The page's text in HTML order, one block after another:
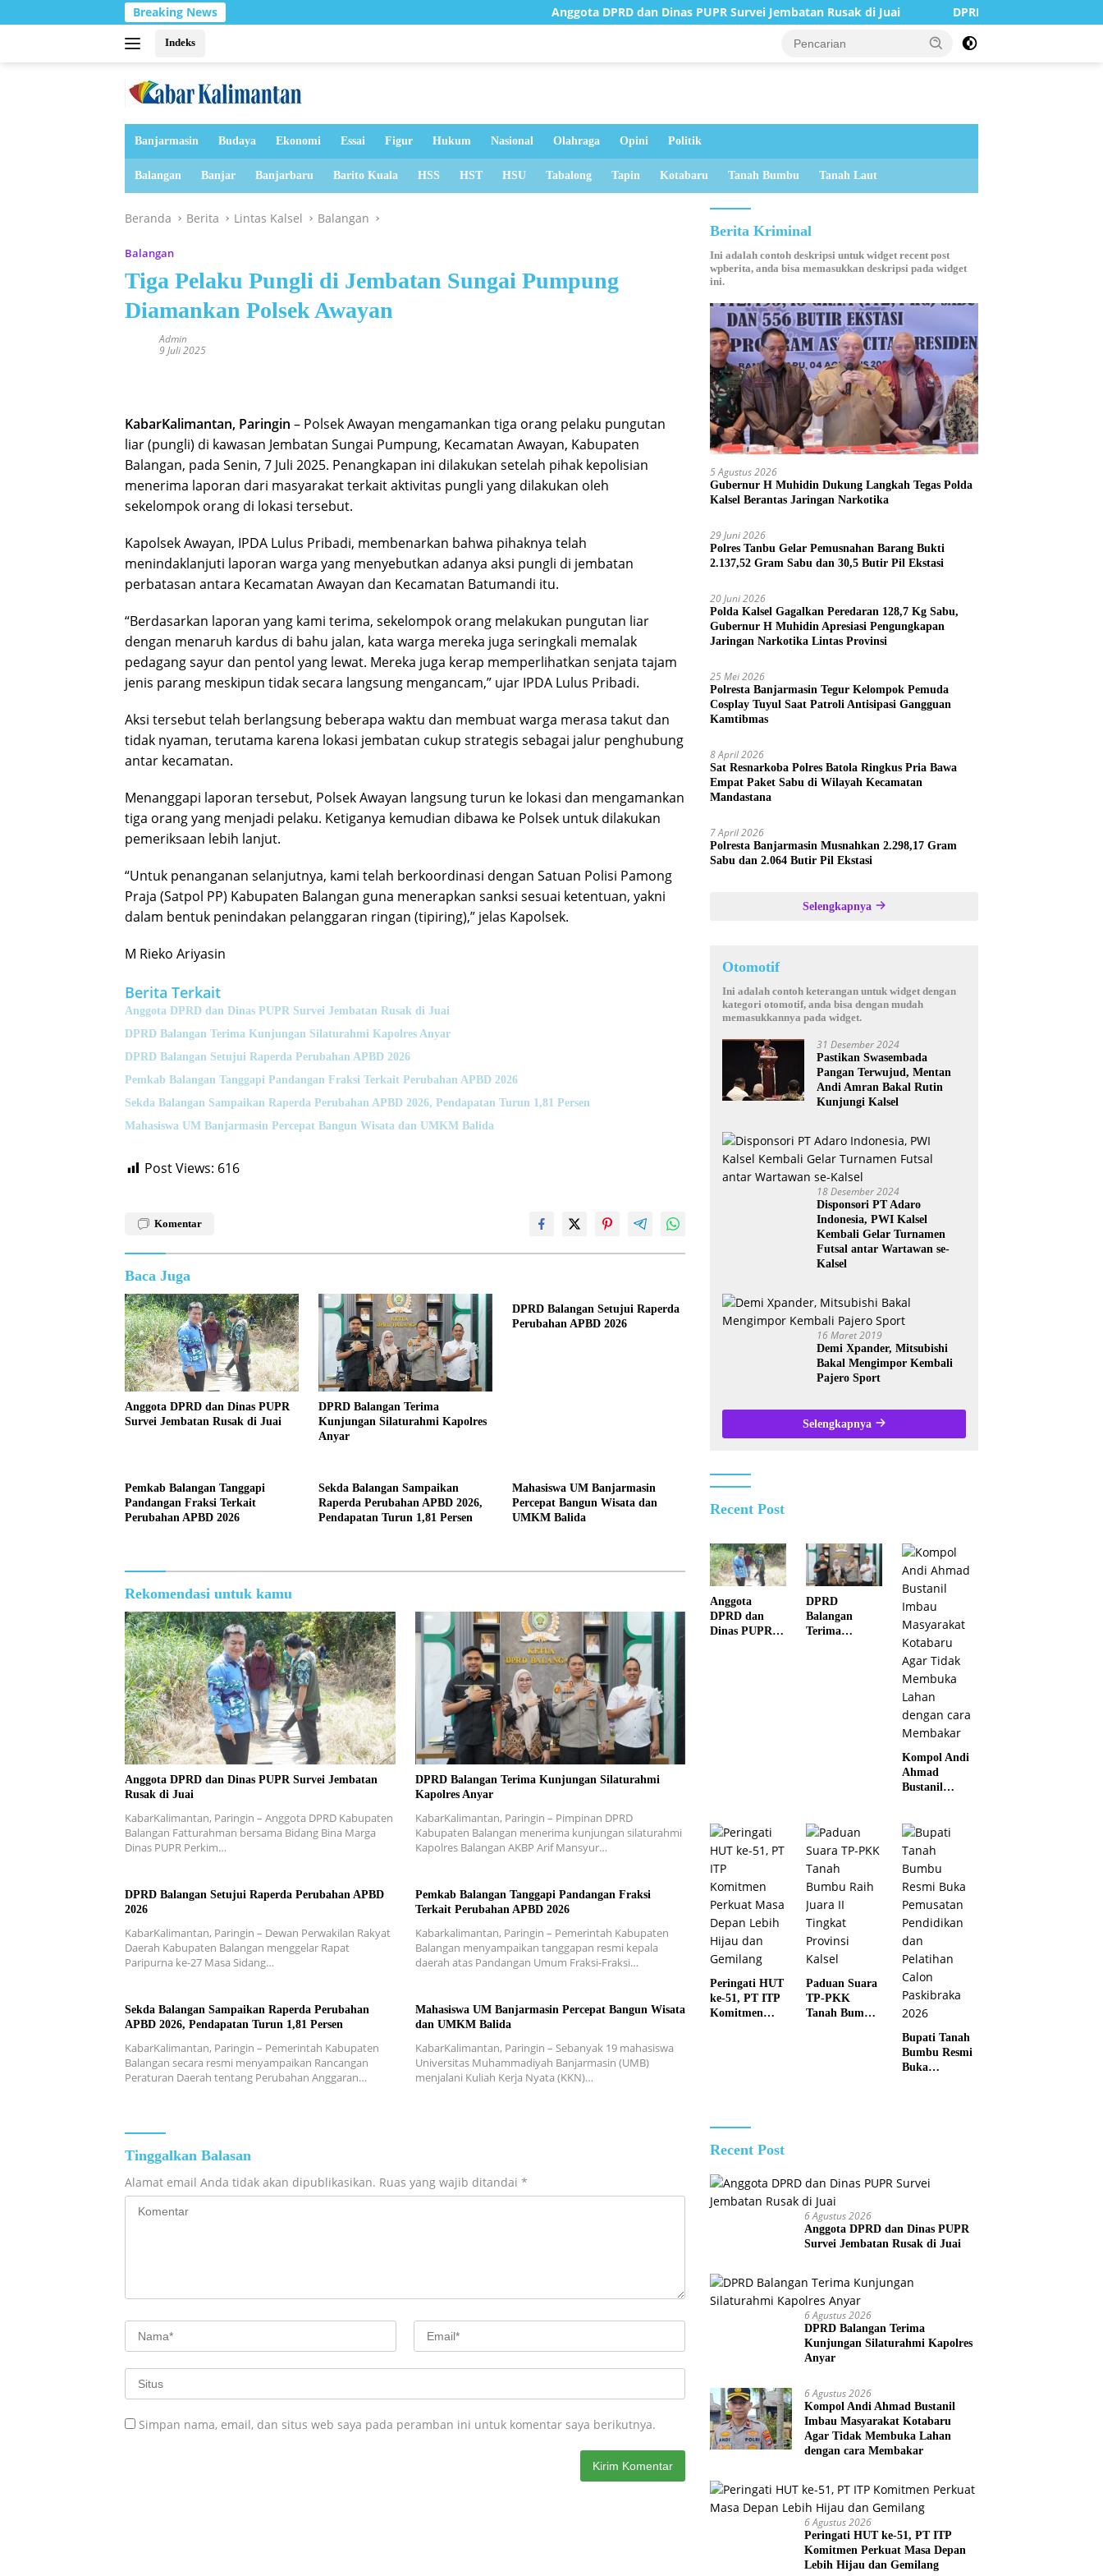
ke
Breaking News Anggota DPRD dan Dinas PUPR Survei Jembatan Rusak di Juai DPRD Balangan Terima Kunjungan
Indeks
Banjarmasin Budaya Ekonomi Essai Figur Hukum Nasional Olahraga Opini Politik
Balangan Banjar Banjarbaru Barito Kuala HSS HST HSU Tabalong Tapin Kotabaru Tanah Bumbu Tanah Laut
Beranda Berita Lintas Kalsel Balangan
Balangan
Tiga Pelaku Pungli di Jembatan Sungai Pumpung
Diamankan Polsek Awayan
Admin
9 Juli 2025
KabarKalimantan, Paringin – Polsek Awayan mengamankan tiga orang pelaku pungutan
liar (pungli) di kawasan Jembatan Sungai Pumpung, Kecamatan Awayan, Kabupaten
Balangan, pada Senin, 7 Juli 2025. Penangkapan ini dilakukan setelah pihak kepolisian
menerima laporan dari masyarakat terkait aktivitas pungli yang dilakukan oleh
sekelompok orang di lokasi tersebut.
Kapolsek Awayan, IPDA Lulus Pribadi, membenarkan bahwa pihaknya telah
menindaklanjuti laporan warga yang menyebutkan adanya aksi pungli di jembatan
perbatasan antara Kecamatan Awayan dan Kecamatan Batumandi itu.
“Berdasarkan laporan yang kami terima, sekelompok orang melakukan pungutan liar
dengan menaruh kardus di bahu jalan, kata warga mereka juga seringkali memalak
pedagang sayur dan pentol yang lewat. Mereka juga kerap memperlihatkan senjata tajam
jenis parang meskipun tidak secara langsung mengancam,” ujar IPDA Lulus Pribadi.
Aksi tersebut telah berlangsung beberapa waktu dan membuat warga merasa takut dan
tidak nyaman, terutama karena lokasi jembatan cukup strategis sebagai jalur penghubung
antar kecamatan.
Menanggapi laporan tersebut, Polsek Awayan langsung turun ke lokasi dan mengamankan
tiga orang yang menjadi pelaku. Ketiganya kemudian dibawa ke Polsek untuk dilakukan
pemeriksaan lebih lanjut.
“Untuk penanganan selanjutnya, kami telah berkoordinasi dengan Satuan Polisi Pamong
Praja (Satpol PP) Kabupaten Balangan guna menerapkan sanksi sesuai ketentuan, yakni
dalam bentuk penindakan pelanggaran ringan (tipiring),” jelas Kapolsek.
M Rieko Ariyasin
Berita Terkait
Anggota DPRD dan Dinas PUPR Survei Jembatan Rusak di Juai
DPRD Balangan Terima Kunjungan Silaturahmi Kapolres Anyar
DPRD Balangan Setujui Raperda Perubahan APBD 2026
Pemkab Balangan Tanggapi Pandangan Fraksi Terkait Perubahan APBD 2026
Sekda Balangan Sampaikan Raperda Perubahan APBD 2026, Pendapatan Turun 1,81 Persen
Mahasiswa UM Banjarmasin Percepat Bangun Wisata dan UMKM Balida
Post Views: 616
Komentar
Baca Juga
Anggota DPRD dan Dinas PUPR
Survei Jembatan Rusak di Juai
DPRD Balangan Terima
Kunjungan Silaturahmi Kapolres
Anyar
DPRD Balangan Setujui Raperda
Perubahan APBD 2026
Pemkab Balangan Tanggapi
Pandangan Fraksi Terkait
Perubahan APBD 2026
Sekda Balangan Sampaikan
Raperda Perubahan APBD 2026,
Pendapatan Turun 1,81 Persen
Mahasiswa UM Banjarmasin
Percepat Bangun Wisata dan
UMKM Balida
Rekomendasi untuk kamu
Anggota DPRD dan Dinas PUPR Survei Jembatan
Rusak di Juai
KabarKalimantan, Paringin – Anggota DPRD Kabupaten
Balangan Fatturahman bersama Bidang Bina Marga
Dinas PUPR Perkim…
DPRD Balangan Terima Kunjungan Silaturahmi
Kapolres Anyar
KabarKalimantan, Paringin – Pimpinan DPRD
Kabupaten Balangan menerima kunjungan silaturahmi
Kapolres Balangan AKBP Arif Mansyur…
DPRD Balangan Setujui Raperda Perubahan APBD
2026
KabarKalimantan, Paringin – Dewan Perwakilan Rakyat
Daerah Kabupaten Balangan menggelar Rapat
Paripurna ke-27 Masa Sidang…
Pemkab Balangan Tanggapi Pandangan Fraksi
Terkait Perubahan APBD 2026
Kabarkalimantan, Paringin – Pemerintah Kabupaten
Balangan menyampaikan tanggapan resmi kepala
daerah atas Pandangan Umum Fraksi-Fraksi…
Sekda Balangan Sampaikan Raperda Perubahan
APBD 2026, Pendapatan Turun 1,81 Persen
KabarKalimantan, Paringin – Pemerintah Kabupaten
Balangan secara resmi menyampaikan Rancangan
Peraturan Daerah tentang Perubahan Anggaran…
Mahasiswa UM Banjarmasin Percepat Bangun Wisata
dan UMKM Balida
KabarKalimantan, Paringin – Sebanyak 19 mahasiswa
Universitas Muhammadiyah Banjarmasin (UMB)
menjalani Kuliah Kerja Nyata (KKN)…
Tinggalkan Balasan
Alamat email Anda tidak akan dipublikasikan. Ruas yang wajib ditandai *
Simpan nama, email, dan situs web saya pada peramban ini untuk komentar saya berikutnya.
Berita Kriminal
Ini adalah contoh deskripsi untuk widget recent post
wpberita, anda bisa memasukkan deskripsi pada widget
ini.
5 Agustus 2026
Gubernur H Muhidin Dukung Langkah Tegas Polda
Kalsel Berantas Jaringan Narkotika
29 Juni 2026
Polres Tanbu Gelar Pemusnahan Barang Bukti
2.137,52 Gram Sabu dan 30,5 Butir Pil Ekstasi
20 Juni 2026
Polda Kalsel Gagalkan Peredaran 128,7 Kg Sabu,
Gubernur H Muhidin Apresiasi Pengungkapan
Jaringan Narkotika Lintas Provinsi
25 Mei 2026
Polresta Banjarmasin Tegur Kelompok Pemuda
Cosplay Tuyul Saat Patroli Antisipasi Gangguan
Kamtibmas
8 April 2026
Sat Resnarkoba Polres Batola Ringkus Pria Bawa
Empat Paket Sabu di Wilayah Kecamatan
Mandastana
7 April 2026
Polresta Banjarmasin Musnahkan 2.298,17 Gram
Sabu dan 2.064 Butir Pil Ekstasi
Selengkapnya
Otomotif
Ini adalah contoh keterangan untuk widget dengan
kategori otomotif, anda bisa dengan mudah
memasukkannya pada widget.
31 Desember 2024
Pastikan Swasembada
Pangan Terwujud, Mentan
Andi Amran Bakal Rutin
Kunjungi Kalsel
18 Desember 2024
Disponsori PT Adaro
Indonesia, PWI Kalsel
Kembali Gelar Turnamen
Futsal antar Wartawan se-
Kalsel
16 Maret 2019
Demi Xpander, Mitsubishi
Bakal Mengimpor Kembali
Pajero Sport
Selengkapnya
Recent Post
Anggota
DPRD dan
Dinas PUPR
DPRD
Balangan
Terima
Kompol Andi
Ahmad
Bustanil
Kotabaru Agar
Tidak
Lahan dengan
cara
Membakar
Peringati HUT
ke-51, PT ITP
Komitmen
Paduan Suara
TP-PKK
Tanah Bumbu
Bupati Tanah
Bumbu Resmi
Buka
Recent Post
6 Agustus 2026
Anggota DPRD dan Dinas PUPR
Survei Jembatan Rusak di Juai
6 Agustus 2026
DPRD Balangan Terima
Kunjungan Silaturahmi Kapolres
Anyar
6 Agustus 2026
Kompol Andi Ahmad Bustanil
Imbau Masyarakat Kotabaru
Agar Tidak Membuka Lahan
dengan cara Membakar
6 Agustus 2026
Peringati HUT ke-51, PT ITP
Komitmen Perkuat Masa Depan
Lebih Hijau dan Gemilang